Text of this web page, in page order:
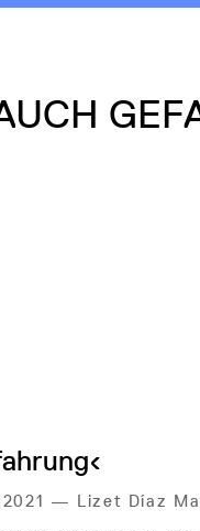
— Lizet Díaz